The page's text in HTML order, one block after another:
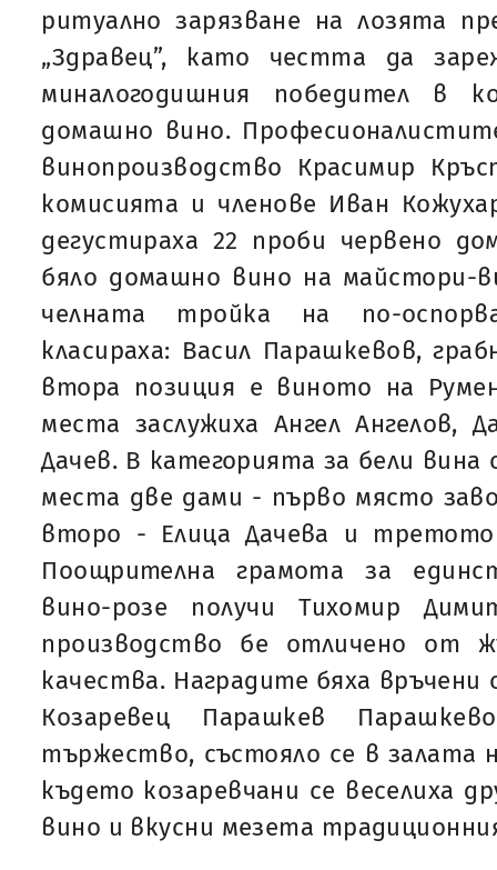
ритуално зарязване на лозята
„Здравец”, като честта да
миналогодишния победител в
домашно вино.
винопроизводство Красимир
комисията и членове Иван
дегустираха 22 проби червено
бяло домашно вино на майстори-
челната тройка на по-
класираха: Васил Парашкевов,
втора позиция е виното на
места заслужиха Ангел Ангелов,
Дачев. В категорията за бели вина
места две дами - първо място
второ - Елица Дачева и
Поощрителна грамота за
вино-розе получи Тихомир
производство бе отличено от
качества. Наградите бяха
Козаревец Парашкев
тържество, състояло се в залата
където козаревчани се веселиха
вино и вкусни мезета